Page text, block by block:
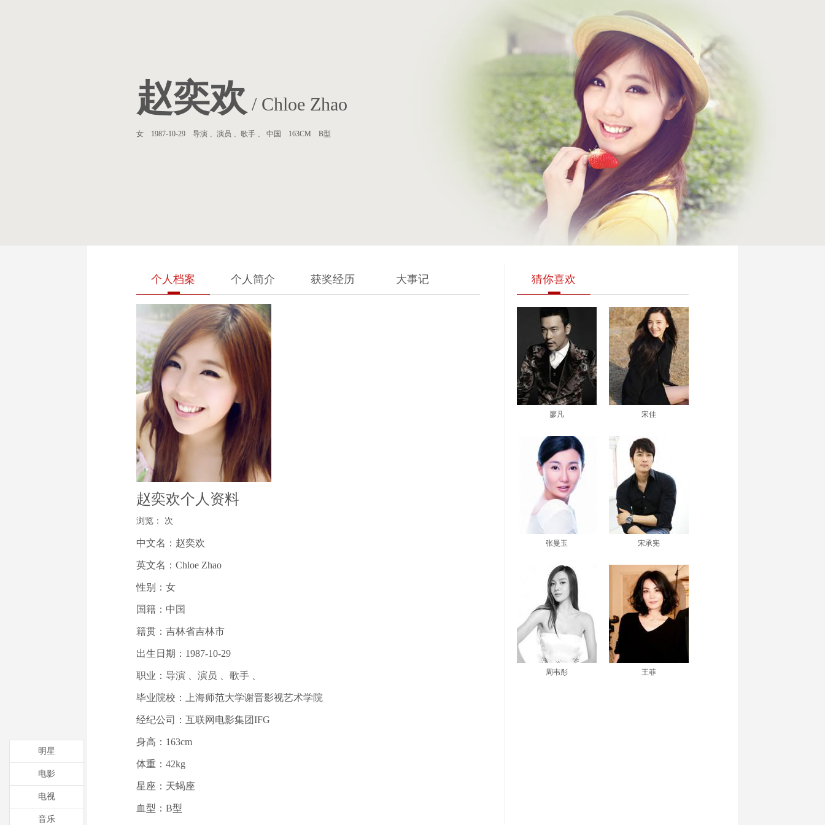
赵奕欢 / Chloe Zhao
女 1987-10-29 导演 、演员 、歌手 、 中国 163CM B型
个人档案 个人简介 获奖经历 大事记
赵奕欢个人资料
浏览： 次
中文名：赵奕欢
英文名：Chloe Zhao
性别：女
国籍：中国
籍贯：吉林省吉林市
出生日期：1987-10-29
职业：导演 、演员 、歌手 、
毕业院校：上海师范大学谢晋影视艺术学院
经纪公司：互联网电影集团IFG
身高：163cm
体重：42kg
星座：天蝎座
血型：B型
猜你喜欢
廖凡 宋佳
张曼玉 宋承宪
周韦彤 王菲
明星
电影
电视
音乐